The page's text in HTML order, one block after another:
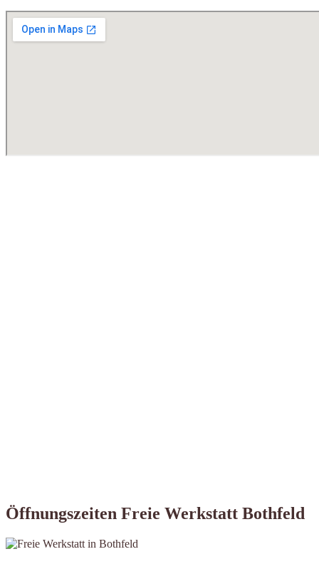
Öffnungszeiten Freie Werkstatt Bothfeld